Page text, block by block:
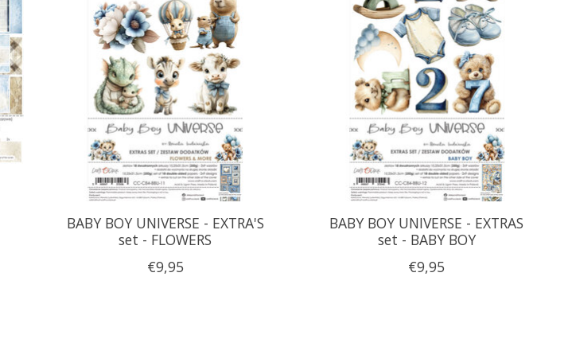
BABY BOY UNIVERSE - EXTRA'S
set - FLOWERS
€9,95
BABY BOY UNIVERSE - EXTRAS
set - BABY BOY
€9,95